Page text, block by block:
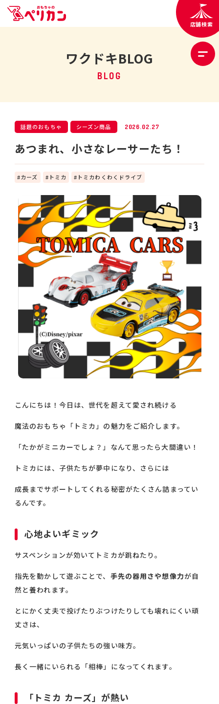
店舗検索
ワクドキBLOG
BLOG
話題のおもちゃ シーズン商品 2026.02.27
あつまれ、小さなレーサーたち！
カーズ トミカ トミカわくわくドライブ
こんにちは！今日は、世代を超えて愛され続ける
魔法のおもちゃ「トミカ」の魅力をご紹介します。
「たかがミニカーでしょ？」なんて思ったら大間違い！
トミカには、子供たちが夢中になり、さらには
成長までサポートしてくれる秘密がたくさん詰まってい
るんです。
心地よいギミック
サスペンションが効いてトミカが跳ねたり。
指先を動かして遊ぶことで、 手先の器用さや想像力が自
然と養われます。
とにかく丈夫で投げたりぶつけたりしても壊れにくい頑
丈さは、
元気いっぱいの子供たちの強い味方。
長く一緒にいられる「相棒」になってくれます。
「トミカ カーズ」が熱い